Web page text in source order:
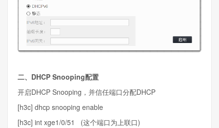
二、DHCP Snooping配置
开启DHCP Snooping，并信任端口分配DHCP
[h3c] dhcp snooping enable
[h3c] int xge1/0/51 (这个端口为上联口)